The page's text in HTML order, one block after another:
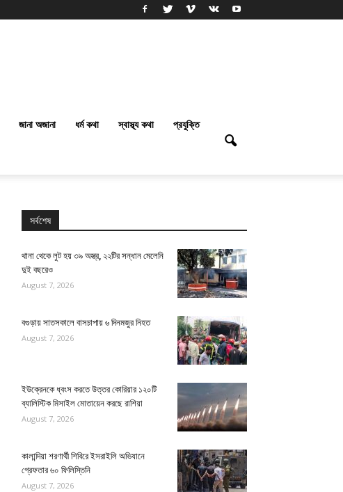
জানা অজানা ধর্ম কথা স্বাস্থ্য কথা প্রযুক্তি
সর্বশেষ
থানা থেকে লুট হয় ৩৯ অস্ত্র, ২২টির সন্ধান মেলেনি
দুই বছরেও
August 7, 2026
বগুড়ায় সাতসকালে বাসচাপায় ৬ দিনমজুর নিহত
August 7, 2026
ইউক্রেনকে ধ্বংস করতে উত্তর কোরিয়ার ১২০টি
ব্যালিস্টিক মিসাইল মোতায়েন করছে রাশিয়া
August 7, 2026
কালান্দিয়া শরণার্থী শিবিরে ইসরাইলি অভিযানে
গ্রেফতার ৬০ ফিলিস্তিনি
August 7, 2026